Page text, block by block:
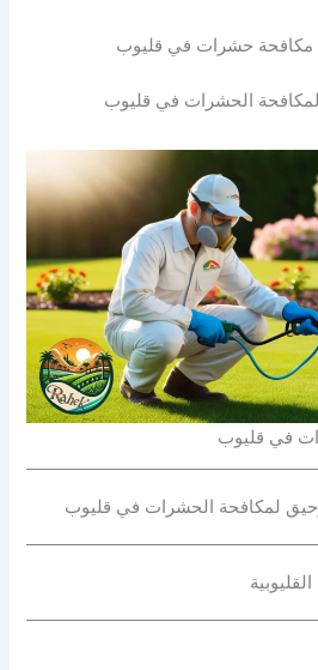
حشرات في قليوب
في قليوب
لمكافحة الحشرات في قليوب